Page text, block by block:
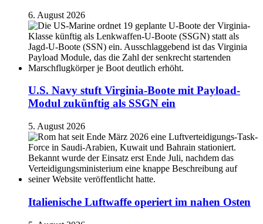
6. August 2026
U.S. Navy stuft Virginia-Boote mit Payload-
Modul zukünftig als SSGN ein
5. August 2026
Italienische Luftwaffe operiert im nahen Osten